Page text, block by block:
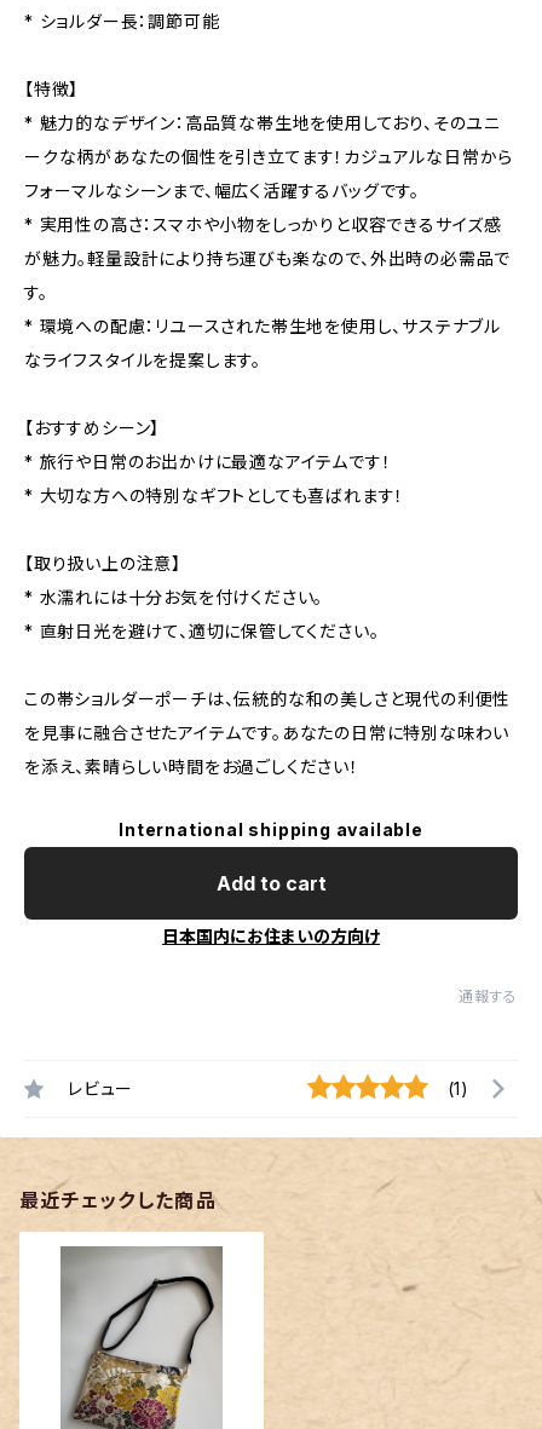
* ショルダー長：調節可能
【特徴】
* 魅力的なデザイン：高品質な帯生地を使用しており、そのユニ
ークな柄があなたの個性を引き立てます！カジュアルな日常から
フォーマルなシーンまで、幅広く活躍するバッグです。
* 実用性の高さ：スマホや小物をしっかりと収容できるサイズ感
が魅力。軽量設計により持ち運びも楽なので、外出時の必需品で
す。
* 環境への配慮：リユースされた帯生地を使用し、サステナブル
なライフスタイルを提案します。
【おすすめシーン】
* 旅行や日常のお出かけに最適なアイテムです！
* 大切な方への特別なギフトとしても喜ばれます！
【取り扱い上の注意】
* 水濡れには十分お気を付けください。
* 直射日光を避けて、適切に保管してください。
この帯ショルダーポーチは、伝統的な和の美しさと現代の利便性
を見事に融合させたアイテムです。あなたの日常に特別な味わい
を添え、素晴らしい時間をお過ごしください！
International shipping available
Add to cart
日本国内にお住まいの方向け
通報する
レビュー (1)
最近チェックした商品